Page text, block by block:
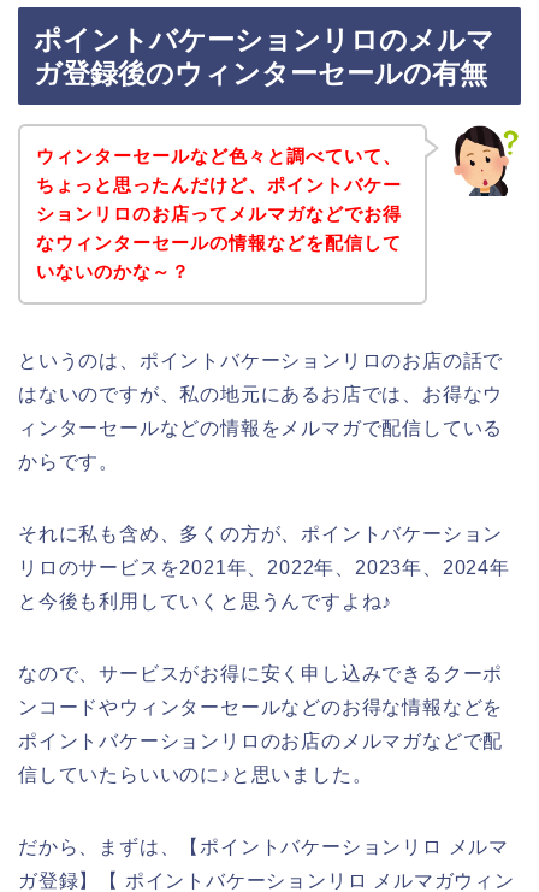
ポイントバケーションリロのメルマ
ガ登録後のウィンターセールの有無
ウィンターセールなど色々と調べていて、
ちょっと思ったんだけど、ポイントバケー
ションリロのお店ってメルマガなどでお得
なウィンターセールの情報などを配信して
いないのかな～？
というのは、ポイントバケーションリロのお店の話で
はないのですが、私の地元にあるお店では、お得なウ
ィンターセールなどの情報をメルマガで配信している
からです。
それに私も含め、多くの方が、ポイントバケーション
リロのサービスを2021年、2022年、2023年、2024年
と今後も利用していくと思うんですよね♪
なので、サービスがお得に安く申し込みできるクーポ
ンコードやウィンターセールなどのお得な情報などを
ポイントバケーションリロのお店のメルマガなどで配
信していたらいいのに♪と思いました。
だから、まずは、【ポイントバケーションリロ メルマ
ガ登録】【 ポイントバケーションリロ メルマガウィン